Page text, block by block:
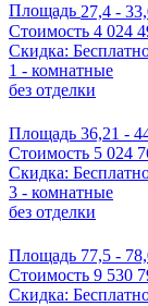
Площадь 27,4 -
Стоимость 4 024
Скидка:
1 - комнатные
без отделки
Площадь 36,21 -
Стоимость 5 024
Скидка:
3 - комнатные
без отделки
Площадь 77,5 -
Стоимость 9 530
Скидка: